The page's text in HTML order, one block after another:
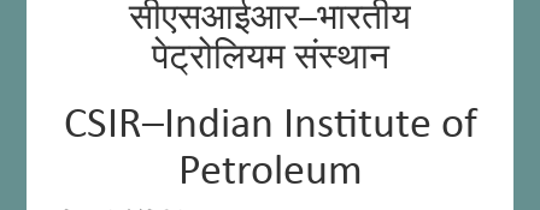
सीएसआईआर–भारतीय
पेट्रोलियम संस्थान
CSIR–Indian Institute of
Petroleum